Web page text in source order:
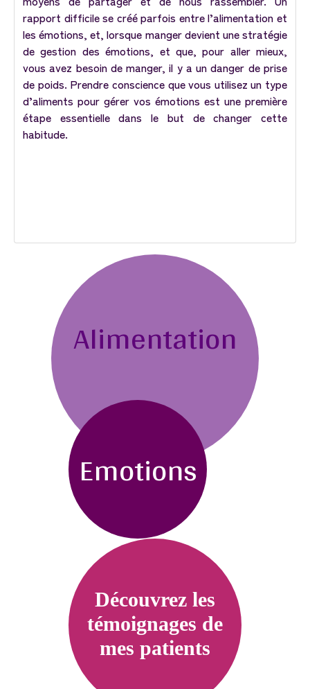
rapport difficile se créé parfois entre l’alimentation et
les émotions, et, lorsque manger devient une stratégie
de gestion des émotions, et que, pour aller mieux,
vous avez besoin de manger, il y a un danger de prise
de poids. Prendre conscience que vous utilisez un type
d’aliments pour gérer vos émotions est une première
étape essentielle dans le but de changer cette
habitude.
Alimentation
Emotions
Découvrez les
témoignages de
mes patients